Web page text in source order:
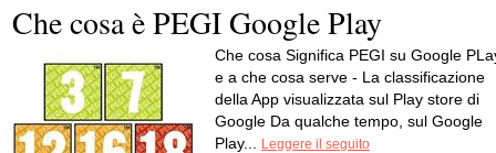
Che cosa è PEGI Google Play
Che cosa Significa PEGI su Google
e a che cosa serve - La classificazione
della App visualizzata sul Play store di
Google Da qualche tempo, sul Google
Play...
Leggere il seguito